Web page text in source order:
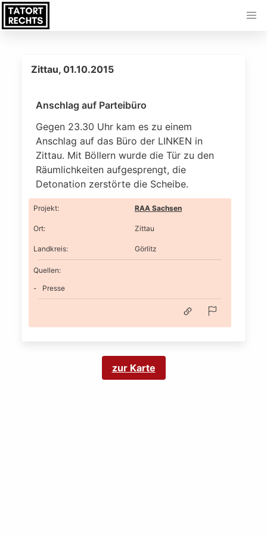
Zittau, 01.10.2015
Anschlag auf Parteibüro
Gegen 23.30 Uhr kam es zu einem
Anschlag auf das Büro der LINKEN in
Zittau. Mit Böllern wurde die Tür zu den
Räumlichkeiten aufgesprengt, die
Detonation zerstörte die Scheibe.
Projekt: RAA Sachsen
Ort: Zittau
Landkreis: Görlitz
Quellen:
Presse
zur Karte